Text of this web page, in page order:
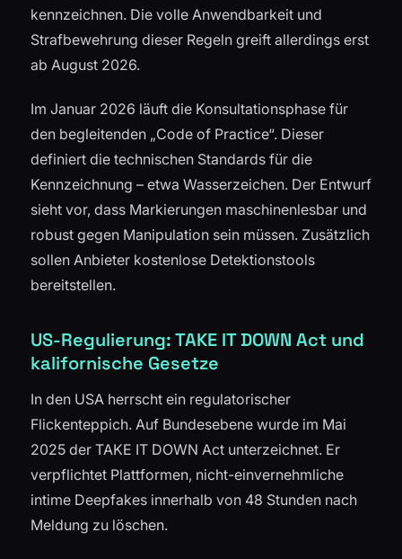
kennzeichnen. Die volle Anwendbarkeit und
Strafbewehrung dieser Regeln greift allerdings erst
ab August 2026.
Im Januar 2026 läuft die Konsultationsphase für
den begleitenden „Code of Practice“. Dieser
definiert die technischen Standards für die
Kennzeichnung – etwa Wasserzeichen. Der Entwurf
sieht vor, dass Markierungen maschinenlesbar und
robust gegen Manipulation sein müssen. Zusätzlich
sollen Anbieter kostenlose Detektionstools
bereitstellen.
US-Regulierung: TAKE IT DOWN Act und
kalifornische Gesetze
In den USA herrscht ein regulatorischer
Flickenteppich. Auf Bundesebene wurde im Mai
2025 der TAKE IT DOWN Act unterzeichnet. Er
verpflichtet Plattformen, nicht-einvernehmliche
intime Deepfakes innerhalb von 48 Stunden nach
Meldung zu löschen.